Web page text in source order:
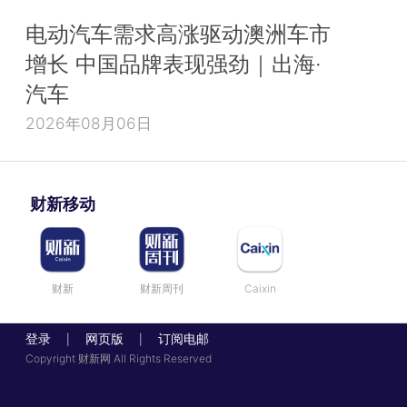
电动汽车需求高涨驱动澳洲车市
增长 中国品牌表现强劲｜出海·
汽车
2026年08月06日
财新移动
财新 财新周刊 Caixin
登录 网页版 订阅电邮
Copyright 财新网 All Rights Reserved